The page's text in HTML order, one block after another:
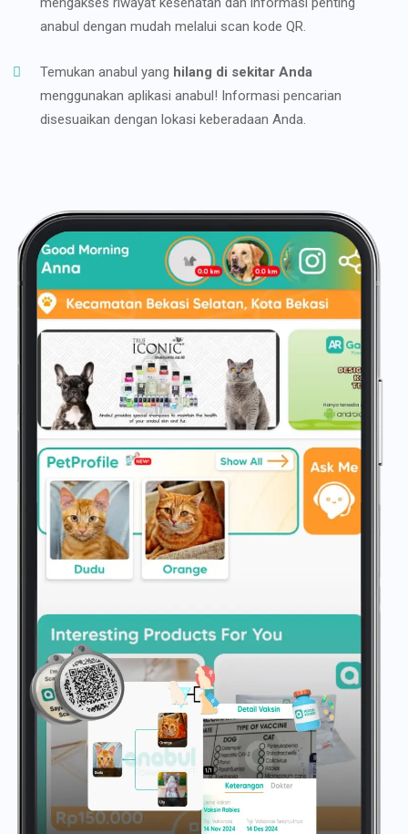
anabul dengan mudah melalui scan kode QR.
Temukan anabul yang hilang di sekitar Anda
menggunakan aplikasi anabul! Informasi pencarian
disesuaikan dengan lokasi keberadaan Anda.